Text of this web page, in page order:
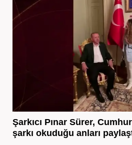
Şarkıcı Pınar Sürer,
şarkı okuduğu anları